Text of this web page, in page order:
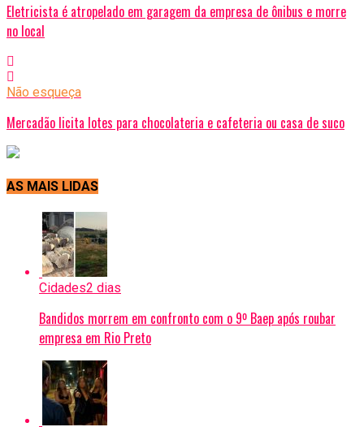
Eletricista é atropelado em garagem da empresa de ônibus e morre
no local
Não esqueça
Mercadão licita lotes para chocolateria e cafeteria ou casa de suco
AS MAIS LIDAS
Cidades2 dias
Bandidos morrem em confronto com o 9º Baep após roubar
empresa em Rio Preto